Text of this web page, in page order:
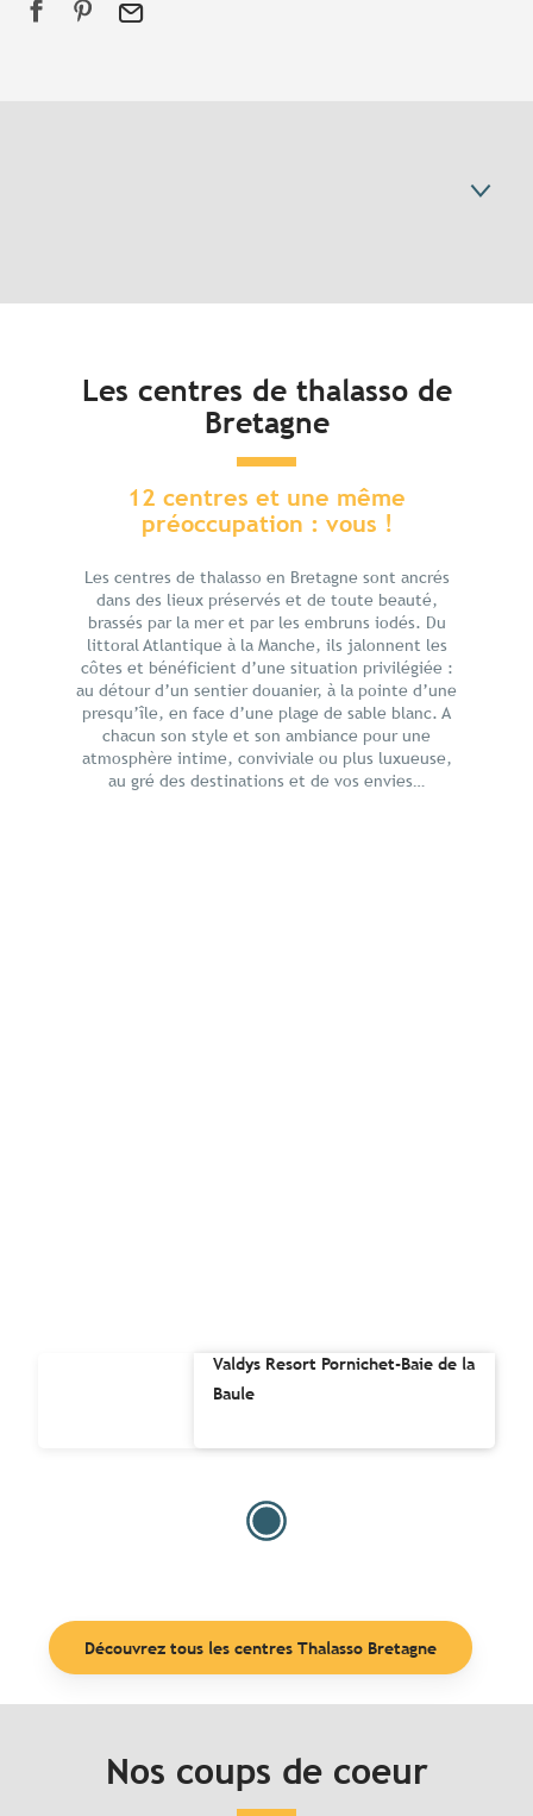
Séjours thalasso
Vous aimerez aussi
Les centres de thalasso de
Bretagne
12 centres et une même
préoccupation : vous !
Les centres de thalasso en Bretagne sont ancrés
dans des lieux préservés et de toute beauté,
brassés par la mer et par les embruns iodés. Du
littoral Atlantique à la Manche, ils jalonnent les
côtes et bénéficient d’une situation privilégiée :
au détour d’un sentier douanier, à la pointe d’une
presqu’île, en face d’une plage de sable blanc. A
chacun son style et son ambiance pour une
atmosphère intime, conviviale ou plus luxueuse,
au gré des destinations et de vos envies…
Valdys Resort Pornichet-Baie de la
Baule
Découvrez tous les centres Thalasso Bretagne
Nos coups de coeur